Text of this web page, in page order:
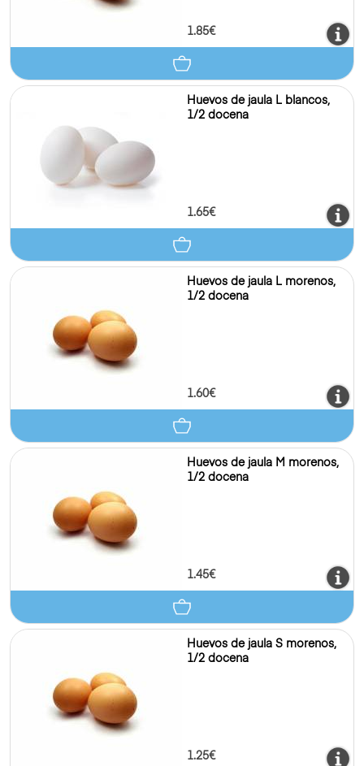
1.85€
Huevos de jaula L blancos,
1/2 docena
1.65€
Huevos de jaula L morenos,
1/2 docena
1.60€
Huevos de jaula M morenos,
1/2 docena
1.45€
Huevos de jaula S morenos,
1/2 docena
1.25€